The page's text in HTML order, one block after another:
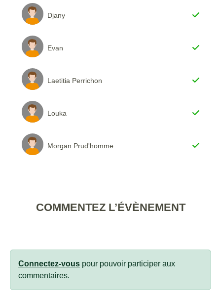
Djany
Evan
Laetitia Perrichon
Louka
Morgan Prud'homme
COMMENTEZ L’ÉVÈNEMENT
Connectez-vous pour pouvoir participer aux
commentaires.